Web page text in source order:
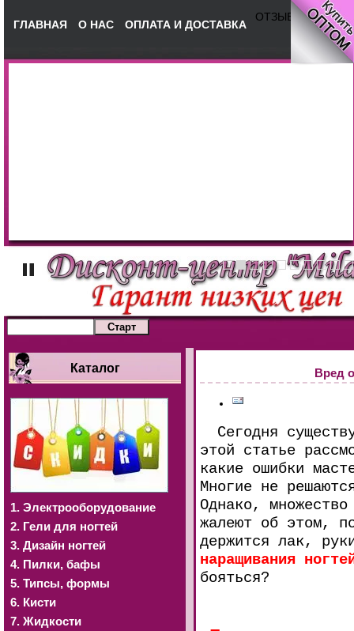
ГЛАВНАЯ О НАС ОПЛАТА И ДОСТАВКА
ОТЗЫВЫ
Каталог
1. Электрооборудование
2. Гели для ногтей
3. Дизайн ногтей
4. Пилки, бафы
5. Типсы, формы
6. Кисти
7. Жидкости
Вред
Сегодня
этой статье
какие ошибки
Многие не
Однако,
жалеют об этом,
держится лак,
наращивания
бояться?